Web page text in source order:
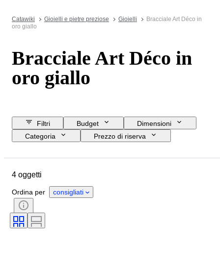
Catawiki Gioielli e pietre preziose Gioielli
Bracciale Art Déco in
oro giallo
Bracciale Art Déco in
oro giallo
Filtri Budget
Dimensioni
Categoria
Prezzo di riserva
Paese d’origine
Condizioni
Pietra preziosa
Titolo
Epoca
4 oggetti
Ordina per consigliati